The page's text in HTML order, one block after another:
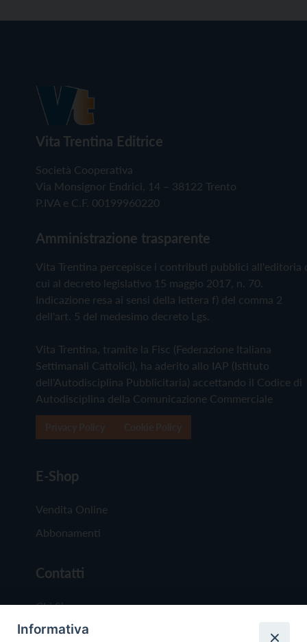
Vita Trentina Editrice
Società Cooperativa
Via Monsignor Endrici, 14 – 38122 Trento
P.IVA e C.F. 00199960220
Amministrazione trasparente
Vita Trentina percepisce i contributi pubblici all'editoria
cui al decreto legislativo 15 maggio 2017, n. 70.
Indicazione resa ai sensi della lettera f) del comma 2
dell'art. 5 del medesimo decreto Lgs.
Vita Trentina, tramite la Fisc (Federazione Italiana
Settimanali Cattolici), ha aderito allo IAP (Istituto
dell'Autodisciplina Pubblicitaria) accettando il Codice di
Autodisciplina della Comunicazione Commerciale
E-Shop
Vendita Online
Abbonamenti
Contatti
Chi Siamo
Redazione
Informativa